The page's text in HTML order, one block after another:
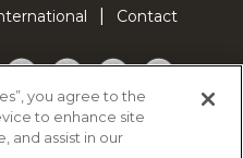
Contact
PinterestInstagramLinkedInTikTok
des cookies
you agree to the
to enhance site
and assist in our